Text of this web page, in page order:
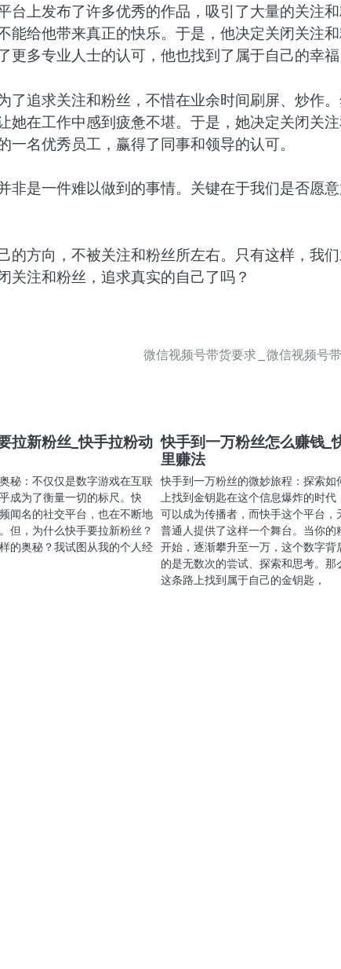
上发布了许多优秀的作品，吸引了大量的关注
能给他带来真正的快乐。于是，他决定关闭关注
多专业人士的认可，他也找到了属于自己的幸福
了追求关注和粉丝，不惜在业余时间刷屏、炒作
在工作中感到疲惫不堪。于是，她决定关闭关注
名优秀员工，赢得了同事和领导的认可。
非是一件难以做到的事情。关键在于我们是否愿
的方向，不被关注和粉丝所左右。只有这样，我
关注和粉丝，追求真实的自己了吗？
微信视频号带货要求_微信视频号
拉新粉丝_快手拉粉动
秘：不仅仅是数字游戏在互联
成为了衡量一切的标尺。快
闻名的社交平台，也在不断地
但，为什么快手要拉新粉丝？
的奥秘？我试图从我的个人经
快手到一万粉丝怎么赚钱_
里赚法
快手到一万粉丝的微妙旅程：探索如
上找到金钥匙在这个信息爆炸的时代
可以成为传播者，而快手这个平台，
普通人提供了这样一个舞台。当你的
开始，逐渐攀升至一万，这个数字背
的是无数次的尝试、探索和思考。那
这条路上找到属于自己的金钥匙，